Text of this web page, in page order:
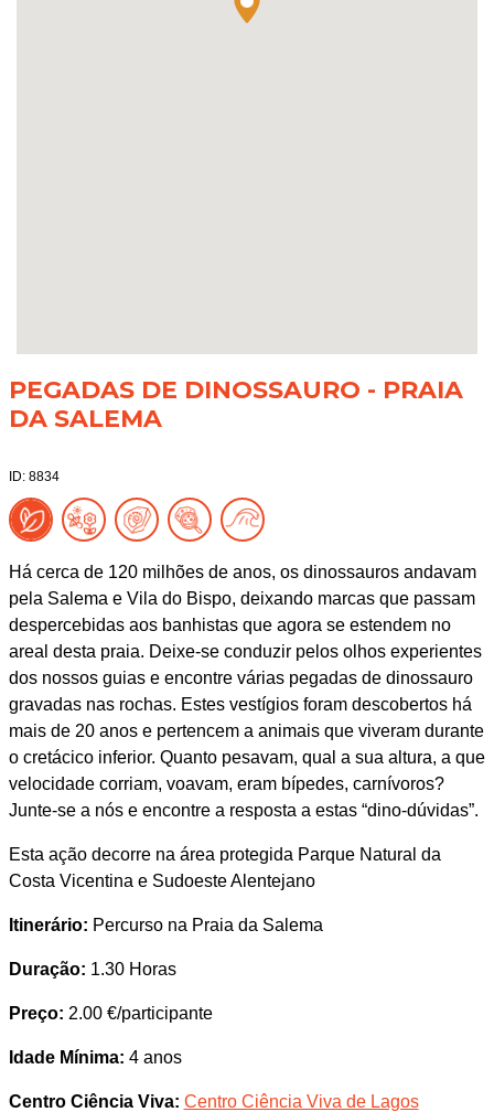
PEGADAS DE DINOSSAURO - PRAIA
DA SALEMA
ID: 8834
Há cerca de 120 milhões de anos, os dinossauros andavam
pela Salema e Vila do Bispo, deixando marcas que passam
despercebidas aos banhistas que agora se estendem no
areal desta praia. Deixe-se conduzir pelos olhos experientes
dos nossos guias e encontre várias pegadas de dinossauro
gravadas nas rochas. Estes vestígios foram descobertos há
mais de 20 anos e pertencem a animais que viveram durante
o cretácico inferior. Quanto pesavam, qual a sua altura, a que
velocidade corriam, voavam, eram bípedes, carnívoros?
Junte-se a nós e encontre a resposta a estas “dino-dúvidas”.
Esta ação decorre na área protegida Parque Natural da
Costa Vicentina e Sudoeste Alentejano
Itinerário: Percurso na Praia da Salema
Duração: 1.30 Horas
Preço: 2.00 €/participante
Idade Mínima: 4 anos
Centro Ciência Viva: Centro Ciência Viva de Lagos